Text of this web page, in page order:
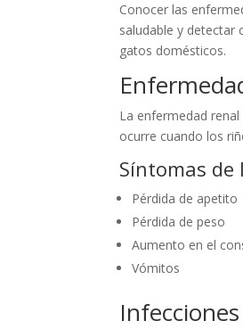
Conocer las
saludable y detectar
gatos domésticos.
La enfermedad
ocurre cuando los
Síntomas de
Pérdida de apetito
Pérdida de peso
Aumento en el
Vómitos